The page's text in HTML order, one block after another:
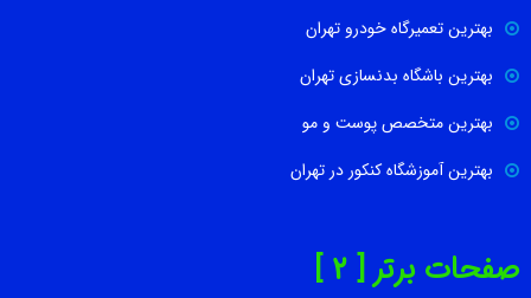
بهترین تعمیرگاه خودرو تهران
بهترین باشگاه بدنسازی تهران
بهترین متخصص پوست و مو
بهترین آموزشگاه کنکور در تهران
صفحات برتر [ 2 ]